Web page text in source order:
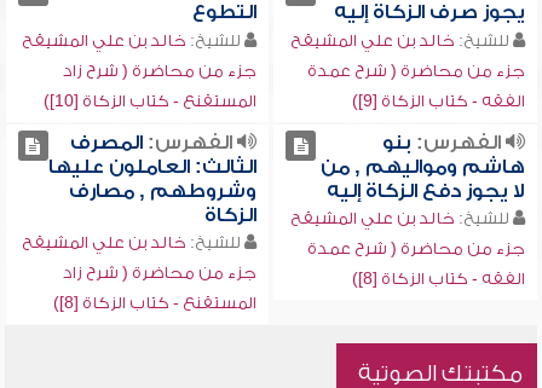
يجوز صرف الزكاة إليه
للشيخ: خالد بن علي المشيقح
جزء من محاضرة ( شرح عمدة
الفقه - كتاب الزكاة [9])
التطوع
للشيخ: خالد بن علي المشيقح
جزء من محاضرة ( شرح زاد
المستقنع - كتاب الزكاة [10])
الفهرس: بنو
هاشم ومواليهم , من
لا يجوز دفع الزكاة إليه
للشيخ: خالد بن علي المشيقح
جزء من محاضرة ( شرح عمدة
الفقه - كتاب الزكاة [8])
الفهرس:المصرف
الثالث: العاملون عليها
وشروطهم , مصارف
الزكاة
للشيخ: خالد بن علي المشيقح
جزء من محاضرة ( شرح زاد
المستقنع - كتاب الزكاة [8])
مكتبتك الصوتية